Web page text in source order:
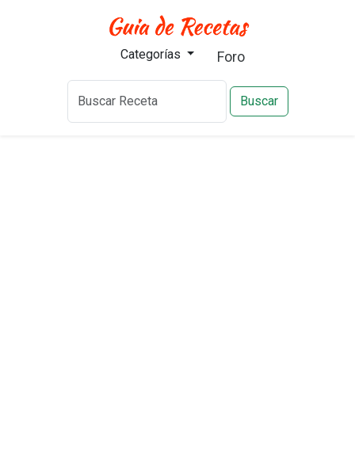
Categorías Foro
Buscar